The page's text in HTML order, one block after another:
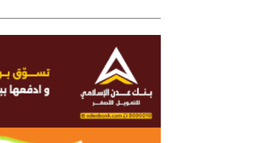
الجندي المجهول (أبو زرعة المحرمي)